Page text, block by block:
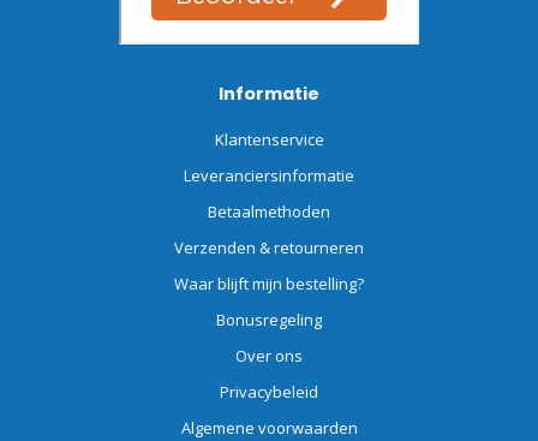
Informatie
Klantenservice
Leveranciersinformatie
Betaalmethoden
Verzenden & retourneren
Waar blijft mijn bestelling?
Bonusregeling
Over ons
Privacybeleid
Algemene voorwaarden